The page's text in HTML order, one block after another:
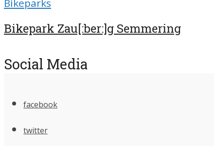
Bikeparks
Bikepark Zau[:ber:]g Semmering
Social Media
facebook
twitter